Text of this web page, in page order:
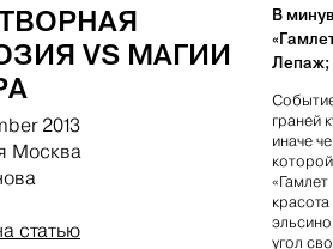
VS МАГИИ
2013
Москва
статью
В
Лепаж;
граней
иначе
угол